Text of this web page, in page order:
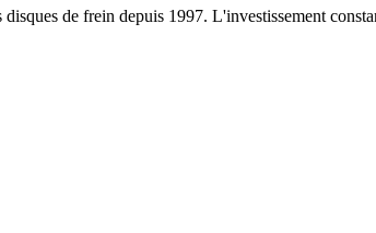
de frein depuis 1997. L'investissement